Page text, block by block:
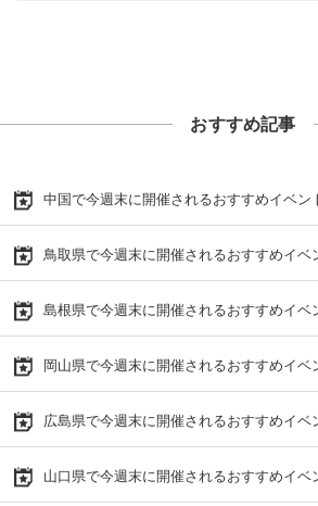
おすすめ記事
中国で今週末に開催されるおすすめイベン
鳥取県で今週末に開催されるおすすめイベ
島根県で今週末に開催されるおすすめイベ
岡山県で今週末に開催されるおすすめイベ
広島県で今週末に開催されるおすすめイベ
山口県で今週末に開催されるおすすめイベ